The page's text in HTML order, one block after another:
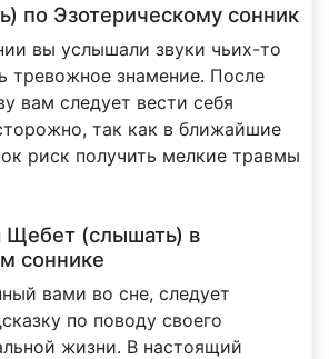
по Эзотерическому сонник
вы услышали звуки чьих-то
тревожное знамение. После
вам следует вести себя
так как в ближайшие
риск получить мелкие травмы
Щебет (слышать) в
соннике
вами во сне, следует
по поводу своего
жизни. В настоящий